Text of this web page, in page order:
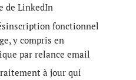
de LinkedIn
fonctionnel
y compris en
par relance email
à jour qui